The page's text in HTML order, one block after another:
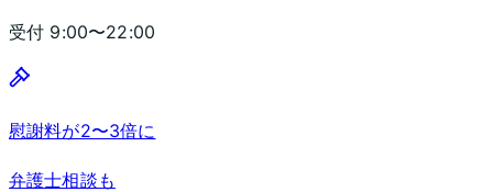
受付 9:00〜22:00
慰謝料が2〜3倍に
弁護士相談も